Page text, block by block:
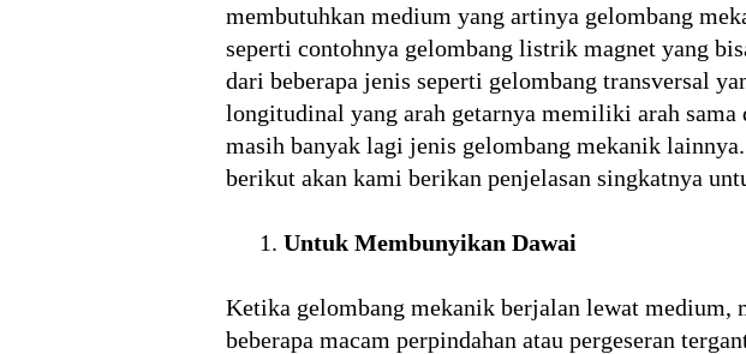
membutuhkan medium yang artinya gelombang
seperti contohnya gelombang listrik magnet yang
dari beberapa jenis seperti gelombang transversal
longitudinal yang arah getarnya memiliki arah
masih banyak lagi jenis gelombang mekanik
berikut akan kami berikan penjelasan singkatnya
Untuk Membunyikan Dawai
Ketika gelombang mekanik berjalan lewat medium,
beberapa macam perpindahan atau pergeseran